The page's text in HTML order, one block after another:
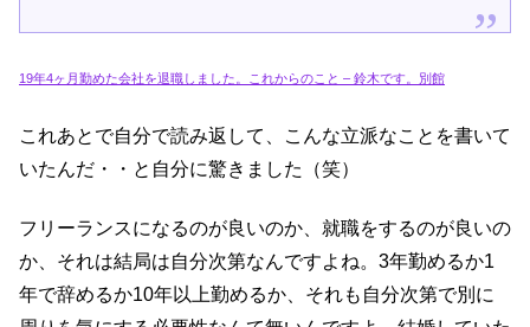
19年4ヶ月勤めた会社を退職しました。これからのこと – 鈴木です。別館
これあとで自分で読み返して、こんな立派なことを書いて
いたんだ・・と自分に驚きました（笑）
フリーランスになるのが良いのか、就職をするのが良いの
か、それは結局は自分次第なんですよね。3年勤めるか1
年で辞めるか10年以上勤めるか、それも自分次第で別に